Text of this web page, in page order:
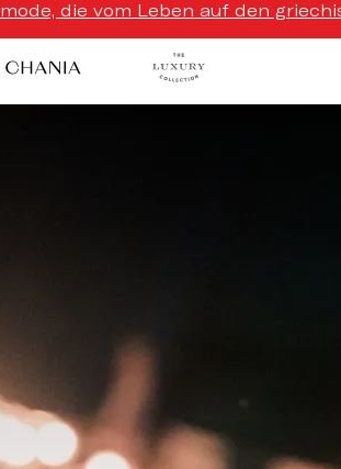
die vom Leben auf den